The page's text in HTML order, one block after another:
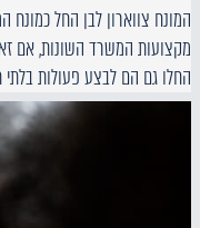
המונח צווארון לבן החל
מקצועות המשרד השונות, אם
החלו גם הם לבצע פעולות